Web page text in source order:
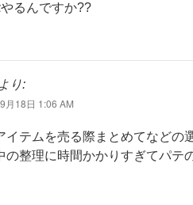
るんですか??
り:
月18日 1:06 AM
イテムを売る際まとめてなどの
の整理に時間かかりすぎてパ